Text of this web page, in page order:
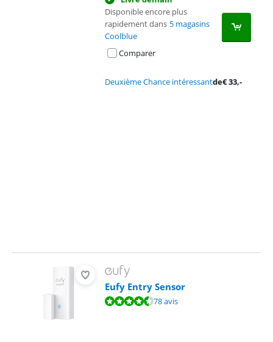
Disponible encore plus
rapidement dans 5 magasins
Coolblue
Comparer
Deuxième Chance intéressantde€33,-
Eufy Entry Sensor
La note est de 9,0 sur 10, basée sur 78 avis.78 avis